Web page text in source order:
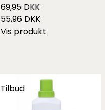
69,95 DKK
55,96 DKK
Vis produkt
Tilbud